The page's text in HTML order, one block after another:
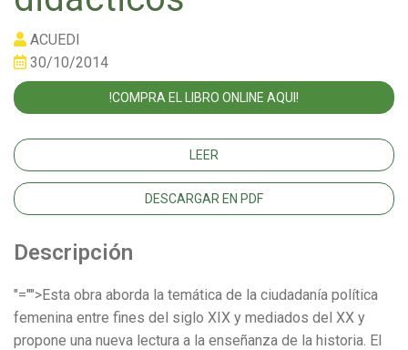
ACUEDI
30/10/2014
!COMPRA EL LIBRO ONLINE AQUI!
LEER
DESCARGAR EN PDF
Descripción
"="">Esta obra aborda la temática de la ciudadanía política
femenina entre fines del siglo XIX y mediados del XX y
propone una nueva lectura a la enseñanza de la historia. El